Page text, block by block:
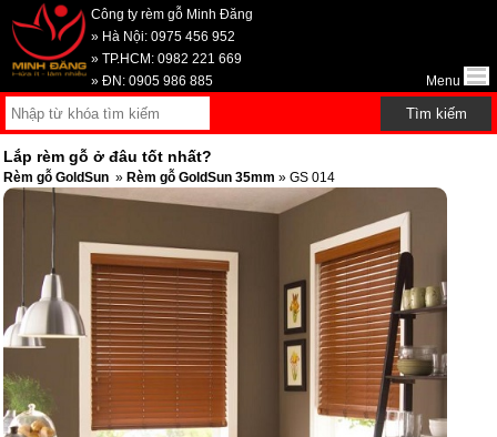
Công ty rèm gỗ Minh Đăng
» Hà Nội: 0975 456 952
» TP.HCM: 0982 221 669
» ĐN: 0905 986 885
Menu
Lắp rèm gỗ ở đâu tốt nhất?
Rèm gỗ GoldSun » Rèm gỗ GoldSun 35mm » GS 014